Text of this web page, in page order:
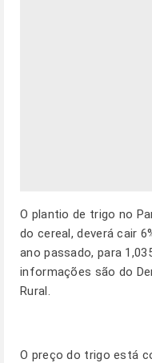
O plantio de trigo no
do cereal, deverá cair
ano passado, para
informações são do
Rural.
O preço do trigo está